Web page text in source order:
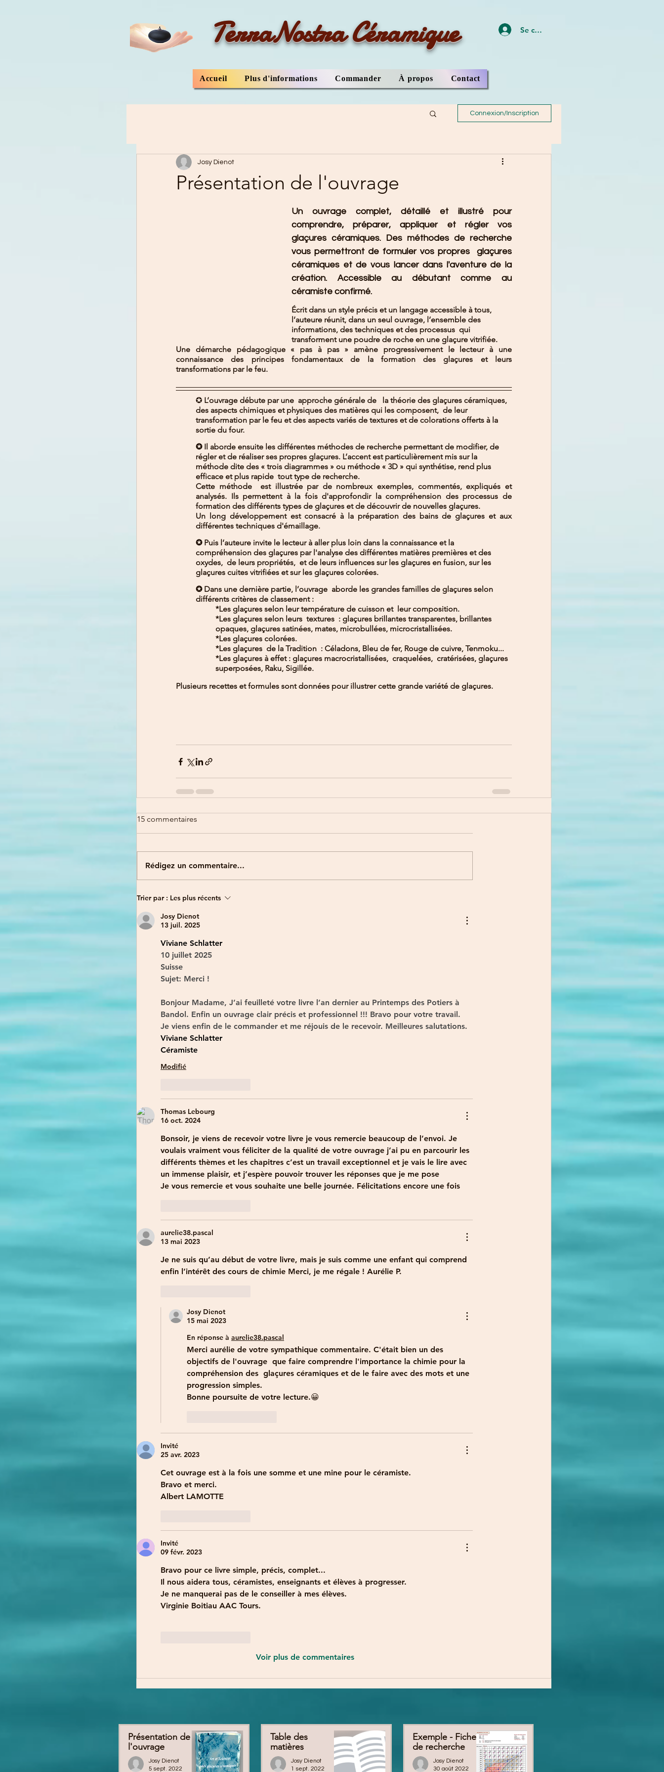
TerraNostra Céramique Se connecter
Accueil Plus d'informations Commander À propos Contact
Connexion/Inscription
Présentation de l'ouvrage
Josy Dienot
Un ouvrage complet, détaillé et illustré pour
comprendre, préparer, appliquer et régler vos
glaçures céramiques. Des méthodes de recherche
vous permettront de formuler vos propres  glaçures
céramiques et de vous lancer dans l'aventure de la
création. Accessible au débutant comme au
céramiste confirmé.
Écrit dans un style précis et un langage accessible à tous,
l’auteure réunit, dans un seul ouvrage, l’ensemble des
informations, des techniques et des processus  qui
transforment une poudre de roche en une glaçure vitrifiée.
Une démarche pédagogique « pas à pas » amène progressivement le lecteur à une
connaissance des principes fondamentaux de la formation des glaçures et leurs
transformations par le feu.
✪ L’ouvrage débute par une  approche générale de   la théorie des glaçures céramiques,
des aspects chimiques et physiques des matières qui les composent,  de leur
transformation par le feu et des aspects variés de textures et de colorations offerts à la
sortie du four.
✪ Il aborde ensuite les différentes méthodes de recherche permettant de modifier, de
régler et de réaliser ses propres glaçures. L’accent est particulièrement mis sur la
méthode dite des « trois diagrammes » ou méthode « 3D » qui synthétise, rend plus
efficace et plus rapide  tout type de recherche.
Cette méthode  est illustrée par de nombreux exemples, commentés, expliqués et
analysés. Ils permettent à la fois d'approfondir la compréhension des processus de
formation des différents types de glaçures et de découvrir de nouvelles glaçures.
Un long développement est consacré à la préparation des bains de glaçures et aux
différentes techniques d'émaillage.
✪ Puis l’auteure invite le lecteur à aller plus loin dans la connaissance et la
compréhension des glaçures par l'analyse des différentes matières premières et des
oxydes,  de leurs propriétés,  et de leurs influences sur les glaçures en fusion, sur les
glaçures cuites vitrifiées et sur les glaçures colorées.
✪ Dans une dernière partie, l’ouvrage  aborde les grandes familles de glaçures selon
différents critères de classement :
*Les glaçures selon leur température de cuisson et  leur composition.
*Les glaçures selon leurs  textures  : glaçures brillantes transparentes, brillantes
opaques, glaçures satinées, mates, microbullées, microcristallisées.
*Les glaçures colorées.
*Les glaçures  de la Tradition  : Céladons, Bleu de fer, Rouge de cuivre, Tenmoku...
*Les glaçures à effet : glaçures macrocristallisées,  craquelées,  cratérisées, glaçures
superposées, Raku, Sigillée.
Plusieurs recettes et formules sont données pour illustrer cette grande variété de glaçures.
15 commentaires
Rédigez un commentaire...
Trier par : Les plus récents
Josy Dienot
13 juil. 2025
Viviane Schlatter
10 juillet 2025
Suisse
Sujet: Merci !
Bonjour Madame, J’ai feuilleté votre livre l’an dernier au Printemps des Potiers à
Bandol. Enfin un ouvrage clair précis et professionnel !!! Bravo pour votre travail.
Je viens enfin de le commander et me réjouis de le recevoir. Meilleures salutations.
Viviane Schlatter
Céramiste
Modifié
Thomas Lebourg
16 oct. 2024
Bonsoir, je viens de recevoir votre livre je vous remercie beaucoup de l’envoi. Je
voulais vraiment vous féliciter de la qualité de votre ouvrage j’ai pu en parcourir les
différents thèmes et les chapitres c’est un travail exceptionnel et je vais le lire avec
un immense plaisir, et j’espère pouvoir trouver les réponses que je me pose
Je vous remercie et vous souhaite une belle journée. Félicitations encore une fois
aurelie38.pascal
13 mai 2023
Je ne suis qu’au début de votre livre, mais je suis comme une enfant qui comprend
enfin l’intérêt des cours de chimie Merci, je me régale ! Aurélie P.
Josy Dienot
15 mai 2023
En réponse à aurelie38.pascal
Merci aurélie de votre sympathique commentaire. C'était bien un des
objectifs de l'ouvrage  que faire comprendre l'importance la chimie pour la
compréhension des  glaçures céramiques et de le faire avec des mots et une
progression simples.
Bonne poursuite de votre lecture.😀
Invité
25 avr. 2023
Cet ouvrage est à la fois une somme et une mine pour le céramiste.
Bravo et merci.
Albert LAMOTTE
Invité
09 févr. 2023
Bravo pour ce livre simple, précis, complet...
Il nous aidera tous, céramistes, enseignants et élèves à progresser.
Je ne manquerai pas de le conseiller à mes élèves.
Virginie Boitiau AAC Tours.
Voir plus de commentaires
Présentation de
l'ouvrage
Josy Dienot
5 sept. 2022
Table des
matières
Josy Dienot
1 sept. 2022
Exemple - Fiche
de recherche
Josy Dienot
30 août 2022